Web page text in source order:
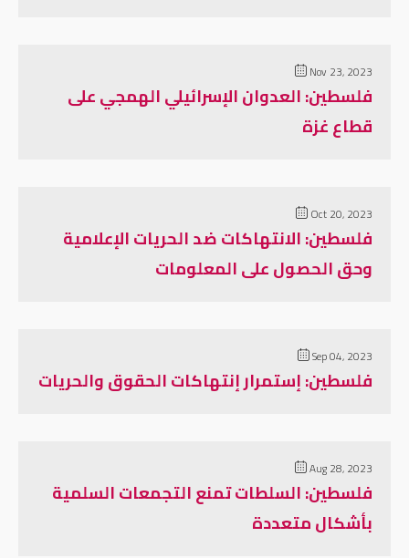
Nov 23, 2023
فلسطين: العدوان الإسرائيلي الهمجي على
قطاع غزة
Oct 20, 2023
فلسطين: الانتهاكات ضد الحريات الإعلامية
وحق الحصول على المعلومات
Sep 04, 2023
فلسطين: إستمرار إنتهاكات الحقوق والحريات
Aug 28, 2023
فلسطين: السلطات تمنع التجمعات السلمية
بأشكال متعددة